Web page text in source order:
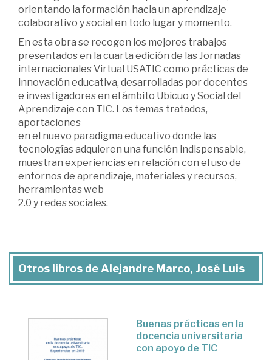
orientando la formación hacia un aprendizaje
colaborativo y social en todo lugar y momento.
En esta obra se recogen los mejores trabajos
presentados en la cuarta edición de las Jornadas
internacionales Virtual USATIC como prácticas de
innovación educativa, desarrolladas por docentes
e investigadores en el ámbito Ubicuo y Social del
Aprendizaje con TIC. Los temas tratados,
aportaciones
en el nuevo paradigma educativo donde las
tecnologías adquieren una función indispensable,
muestran experiencias en relación con el uso de
entornos de aprendizaje, materiales y recursos,
herramientas web
2.0 y redes sociales.
Otros libros de Alejandre Marco, José Luis
Buenas prácticas en la
docencia universitaria
con apoyo de TIC